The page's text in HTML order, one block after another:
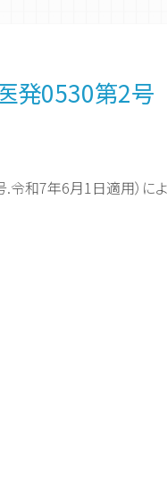
発0530第2号
和7年6月1日適用）によ